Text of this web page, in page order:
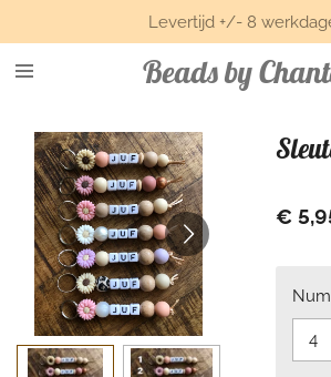
direct
naar
hoofdinhoud
Beads by
Levertijd +/- 8
€